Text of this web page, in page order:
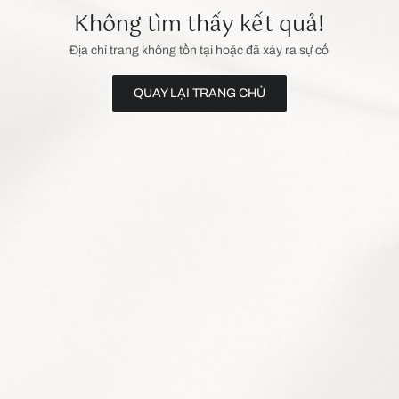
Không tìm thấy kết quả!
Địa chỉ trang không tồn tại hoặc đã xảy ra sự cố
QUAY LẠI TRANG CHỦ